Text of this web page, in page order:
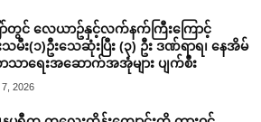
ာ်တွင် လေယာဥ်နှင့်လက်နက်ကြီးကြောင့်
မီး(၁)ဦးသေဆုံးပြီး (၃) ဦး ဒဏ်ရာရ၊ နေအိမ်
သာရေးအဆောက်အအုံများ ပျက်စီး
2026